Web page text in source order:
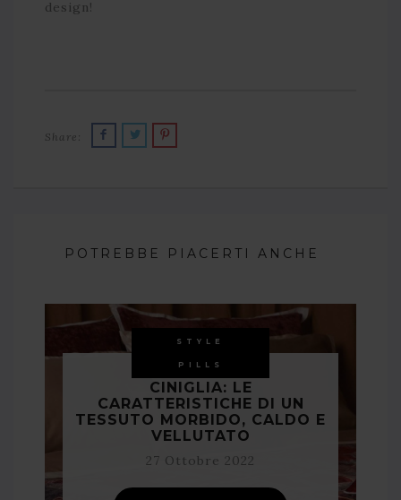
design!
Share:
POTREBBE PIACERTI ANCHE
STYLE
PILLS
CINIGLIA: LE
CARATTERISTICHE DI UN
TESSUTO MORBIDO, CALDO E
VELLUTATO
27 Ottobre 2022